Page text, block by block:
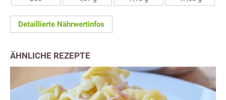
Detaillierte Nährwertinfos
ÄHNLICHE REZEPTE